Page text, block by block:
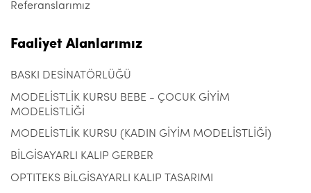
Referanslarımız
Faaliyet Alanlarımız
BASKI DESİNATÖRLÜĞÜ
MODELİSTLİK KURSU BEBE - ÇOCUK GİYİM
MODELİSTLİĞİ
MODELİSTLİK KURSU (KADIN GİYİM MODELİSTLİĞİ)
BİLGİSAYARLI KALIP GERBER
OPTITEKS BİLGİSAYARLI KALIP TASARIMI